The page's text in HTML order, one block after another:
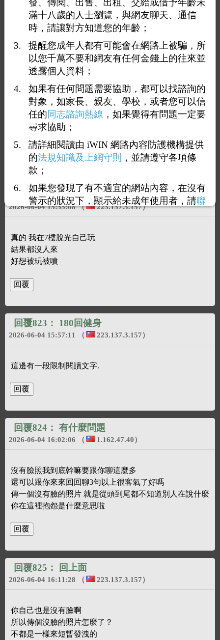
<< 1 ... 81 82 83 84 85 ... 100 >>
回覆821：847
2026-06-04 15:33:34（ 39.9.17.84）
這邊有一段限制閱讀文字.
回覆822：180正在
2026-06-04 15:35:08（ 223.137.3.157）
真的 我在7樓脫光自己玩
結果都沒人來
好想被玩被噴
回覆823： 180回健身
2026-06-04 15:57:11 （ 223.137.3.157）
這邊有一段限制閱讀文字.
回覆824： 有什麼問題
2026-06-04 16:02:06 （ 1.162.47.40）
沒有臉照我到底幹嘛要跟你聊這麼多
還可以跟你來來回回聊3句以上很客氣了好嗎
傳一個沒有臉的照片 就是從頭到尾都不知道別人在說什麼
你在這裡抱怨是什麼意思啦
回覆825： 回上面
2026-06-04 16:11:28 （ 223.137.3.157）
你自己也是沒有臉啊
所以傳個沒臉的照片怎麼了？
不都是一樣來短暫發洩的
發、傳閱、出售、出租、交給或借予年齡未
滿十八歲的人士瀏覽，與網友聊天、通信
時，請讓對方知道您的年齡；
提醒您成年人都有可能會在網路上被騙，所
以您千萬不要和網友有任何金錢上的往來並
透露個人資料；
如果有任何問題需要協助，都可以找諮詢的
對象，如家長、親友、學校，或者您可以信
任的同志諮詢熱線 ，如果覺得有問題一定要
尋求協助；
請詳細閱讀由 iWIN 網路內容防護機構提供
的法規知識及上網守則
，並請遵守各項條
款；
如果您發現了有不適宜的網站內容，在沒有
警示的狀況下，顯示給未成年使用者，請聯
，謝謝您的合作。